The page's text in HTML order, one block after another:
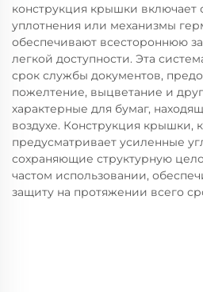
конструкция крышки включает
уплотнения или механизмы
обеспечивают всестороннюю
легкой доступности. Эта
срок службы документов,
пожелтение, выцветание и
характерные для бумаг,
воздухе. Конструкция крышки,
предусматривает усиленные
сохраняющие структурную
частом использовании,
защиту на протяжении всего